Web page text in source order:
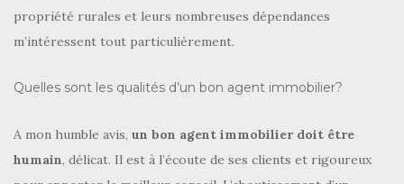
propriété rurales et leurs nombreuses dépendances
m’intéressent tout particulièrement.
Quelles sont les qualités d’un bon agent immobilier?
A mon humble avis, un bon agent immobilier doit être
humain, délicat. Il est à l’écoute de ses clients et rigoureux